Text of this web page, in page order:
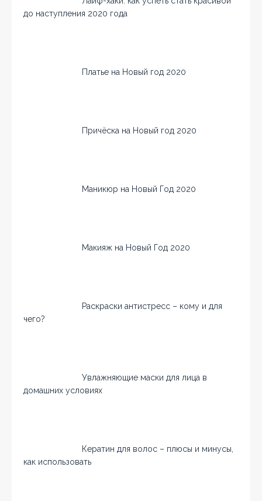
до наступления 2020 года
Платье на Новый год 2020
Причёска на Новый год 2020
Маникюр на Новый Год 2020
Макияж на Новый Год 2020
Раскраски антистресс – кому и для
чего?
Увлажняющие маски для лица в
домашних условиях
Кератин для волос – плюсы и минусы,
как использовать